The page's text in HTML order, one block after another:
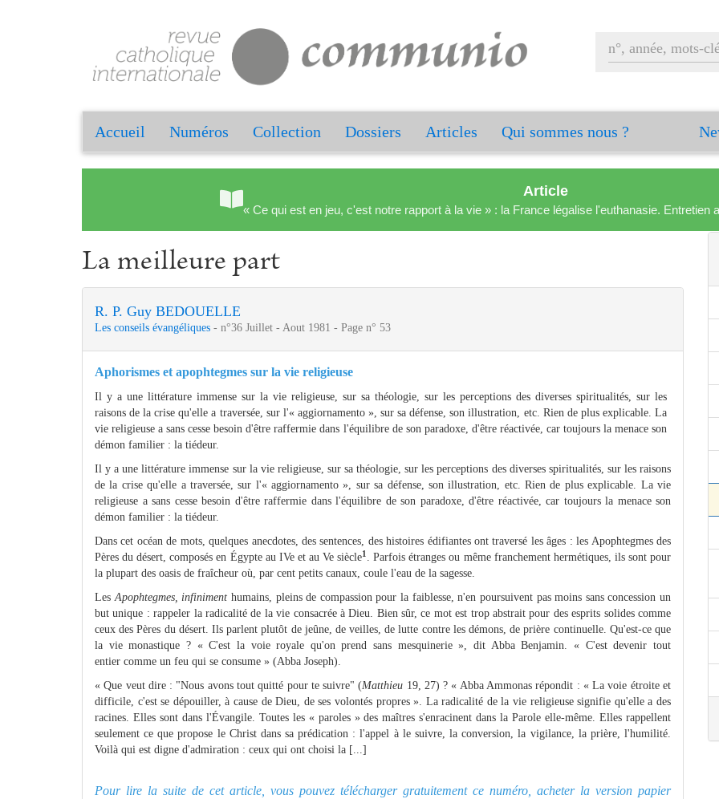
Accueil Numéros Collection Dossiers Articles Qui sommes nous ?
Article
« Ce qui est en jeu, c'est notre rapport à la vie » : la France légalise l'euthanasie. Entretien
La meilleure part
R. P. Guy BEDOUELLE
Les conseils évangéliques - n°36 Juillet - Aout 1981 - Page n° 53
Aphorismes et apophtegmes sur la vie religieuse
Il y a une littérature immense sur la vie religieuse, sur sa théologie, sur les perceptions des diverses spiritualités, sur les
raisons de la crise qu'elle a traversée, sur l'« aggiornamento », sur sa défense, son illustration, etc. Rien de plus explicable. La
vie religieuse a sans cesse besoin d'être raffermie dans l'équilibre de son paradoxe, d'être réactivée, car toujours la menace son
démon familier : la tiédeur.
Il y a une littérature immense sur la vie religieuse, sur sa théologie, sur lesperceptions des diverses spiritualités, sur les raisons
de la crise qu'elle a traversée, sur l'« aggiornamento », sur sa défense, son illustration, etc. Rien de plus explicable. La vie
religieuse a sans cesse besoin d'être raffermie dans l'équilibre de son paradoxe, d'être réactivée, car toujours la menace son
démon familier : la tiédeur.
Dans cet océan de mots, quelques anecdotes, des sentences, des histoires édifiantes ont traversé les âges : les Apophtegmes des
Pères du désert, composés en Égypte au IVe et au Ve siècle1 . Parfois étranges ou même franchement hermétiques, ils sont pour
la plupart des oasis de fraîcheur où, par cent petits canaux, coule l'eau de la sagesse.
LesApophtegmes, infiniment humains, pleins de compassion pour la faiblesse, n'en poursuivent pas moins sans concession un
but unique : rappeler la radicalité de la vie consacrée à Dieu. Bien sûr, ce mot est trop abstrait pour des esprits solides comme
ceux des Pères du désert. Ils parlent plutôt de jeûne, de veilles, de lutte contre les démons, de prière continuelle. Qu'est-ce que
la vie monastique ? « C'est la voie royale qu'on prend sans mesquinerie », dit Abba Benjamin. « C'est devenir tout
entier comme un feu qui se consume » (Abba Joseph).
« Que veut dire : "Nous avons tout quitté pour te suivre" (Matthieu 19, 27) ? « Abba Ammonas répondit : « La voie étroite et
difficile, c'est se dépouiller, à cause de Dieu, de ses volontés propres ». La radicalité de la vie religieuse signifie qu'elle a des
racines. Elles sont dans l'Évangile. Toutes les « paroles » des maîtres s'enracinent dans la Parole elle-même. Elles rappellent
seulement ce que propose le Christ dans sa prédication : l'appel à le suivre, la conversion, la vigilance, la prière, l'humilité.
Voilà qui est digne d'admiration : ceux qui ont choisi la [...]
Pour lire la suite de cet article, vous pouvez télécharger gratuitement ce numéro, acheter la version papier